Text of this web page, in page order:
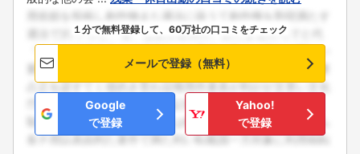
１分で無料登録して、60万社の口コミをチェック
メールで登録（無料）
Google
で登録
Yahoo!
で登録